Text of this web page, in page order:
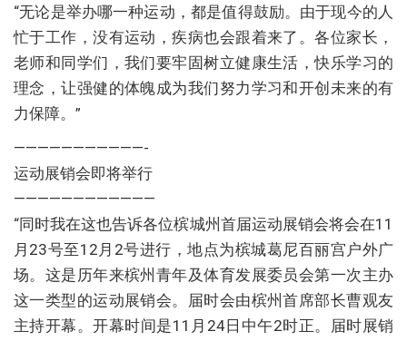
“无论是举办哪一种运动，都是值得鼓励。由于现今的人
忙于工作，没有运动，疾病也会跟着来了。各位家长，
老师和同学们，我们要牢固树立健康生活，快乐学习的
理念，让强健的体魄成为我们努力学习和开创未来的有
力保障。”
———————————-
运动展销会即将举行
————————————
“同时我在这也告诉各位槟城州首届运动展销会将会在11
月23号至12月2号进行，地点为槟城葛尼百丽宫户外广
场。这是历年来槟州青年及体育发展委员会第一次主办
这一类型的运动展销会。届时会由槟州首席部长曹观友
主持开幕。开幕时间是11月24日中午2时正。届时展销